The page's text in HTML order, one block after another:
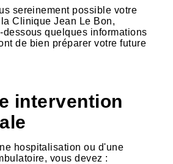
sereinement possible votre
Clinique Jean Le Bon,
quelques informations
de bien préparer votre future
intervention
hospitalisation ou d'une
vous devez :